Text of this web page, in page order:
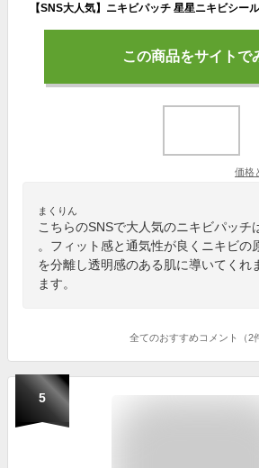
この商品をサイトで
価格
まくりん
こちらのSNSで大人気のニキビパッチ
。フィット感と通気性が良くニキビの
を分離し透明感のある肌に導いてくれ
ます。
全てのおすすめコメント（2
5